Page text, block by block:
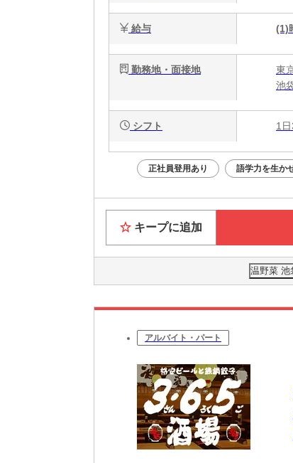
給与 (1)
勤務地・面接地
東
池
シフト 1
正社員登用あり 語学力を生か
キープに追加
温野菜 池
アルバイト・パート